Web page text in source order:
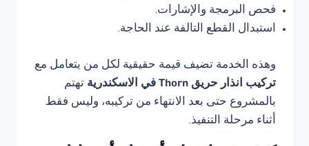
فحص البرمجة والإشارات.
استبدال القطع التالفة عند الحاجة.
وهذه الخدمة تضيف قيمة حقيقية لكل من يتعامل مع
تركيب انذار حريق Thorn في الاسكندرية
تهتم
بالمشروع حتى بعد الانتهاء من تركيبه، وليس فقط
أثناء مرحلة التنفيذ.